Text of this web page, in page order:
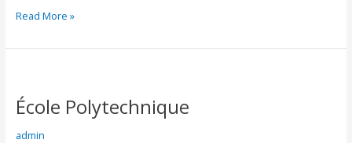
Read More »
École Polytechnique
admin